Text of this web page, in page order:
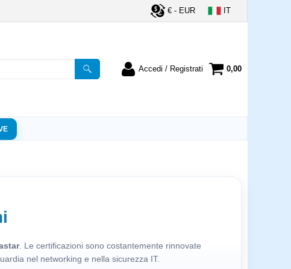
€ - EUR IT
Accedi / Registrati
e la password e poi
pulsante "Accedi"
0,00
. Le certificazioni sono costantemente rinnovate
nel networking e nella sicurezza IT.